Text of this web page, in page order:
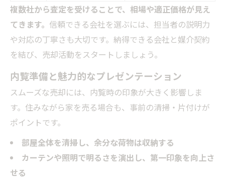
複数社から査定を受けることで、相場や適正価格が見え
てきます。 信頼できる会社を選ぶには、担当者の説明力
や対応の丁寧さも大切です。納得できる会社と媒介契約
を結び、売却活動をスタートしましょう。
内覧準備と魅力的なプレゼンテーション
スムーズな売却には、内覧時の印象が大きく影響しま
す。住みながら家を売る場合も、事前の清掃・片付けが
ポイントです。
部屋全体を清掃し、余分な荷物は収納する
カーテンや照明で明るさを演出し、第一印象を向上さ
せる